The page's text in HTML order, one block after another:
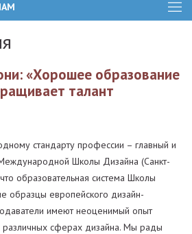
«Хорошее образование
талант
стандарту профессии – главный и
Школы Дизайна (Санкт-
образовательная система Школы
образцы европейского дизайн-
имеют неоценимый опыт
различных сферах дизайна. Мы рады